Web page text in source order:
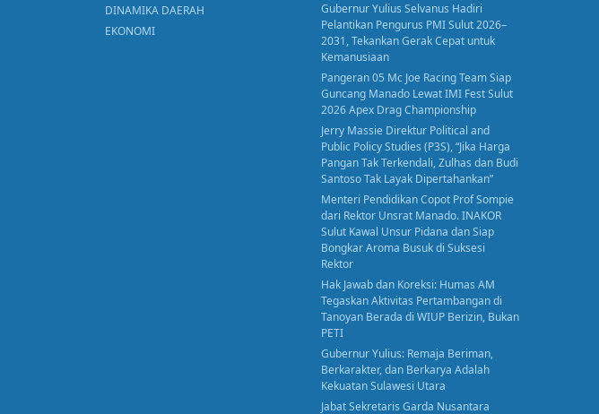
DINAMIKA DAERAH
EKONOMI
Gubernur Yulius Selvanus Hadiri
Pelantikan Pengurus PMI Sulut 2026–
2031, Tekankan Gerak Cepat untuk
Kemanusiaan
Pangeran 05 Mc Joe Racing Team Siap
Guncang Manado Lewat IMI Fest Sulut
2026 Apex Drag Championship
Jerry Massie Direktur Political and
Public Policy Studies (P3S), “Jika Harga
Pangan Tak Terkendali, Zulhas dan Budi
Santoso Tak Layak Dipertahankan”
Menteri Pendidikan Copot Prof Sompie
dari Rektor Unsrat Manado. INAKOR
Sulut Kawal Unsur Pidana dan Siap
Bongkar Aroma Busuk di Suksesi
Rektor
Hak Jawab dan Koreksi: Humas AM
Tegaskan Aktivitas Pertambangan di
Tanoyan Berada di WIUP Berizin, Bukan
PETI
Gubernur Yulius: Remaja Beriman,
Berkarakter, dan Berkarya Adalah
Kekuatan Sulawesi Utara
Jabat Sekretaris Garda Nusantara